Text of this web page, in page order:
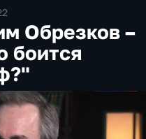
Обрезков –
боится